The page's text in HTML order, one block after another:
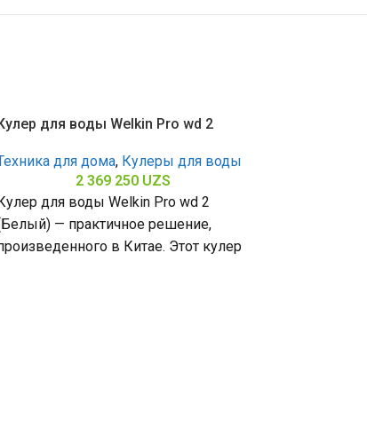
Кулер для воды Welkin Pro wd 2
для дома, Кулеры для воды
2 369 250 UZS
Кулер для воды Welkin Pro wd 2
— практичное решение,
в Китае. Этот кулер